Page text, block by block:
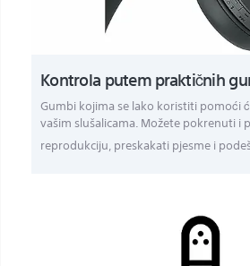
Kontrola putem praktičnih
Gumbi kojima se lako koristiti pomoći
vašim slušalicama. Možete pokrenuti i
reprodukciju, preskakati pjesme i